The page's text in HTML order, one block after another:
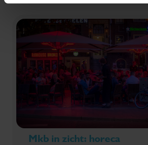
grotendeels wegvallen.
Mkb in zicht: horeca